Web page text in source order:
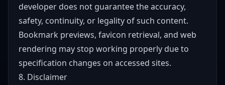
developer does not guarantee the accuracy,
safety, continuity, or legality of such content.
Bookmark previews, favicon retrieval, and web
rendering may stop working properly due to
specification changes on accessed sites.
8. Disclaimer